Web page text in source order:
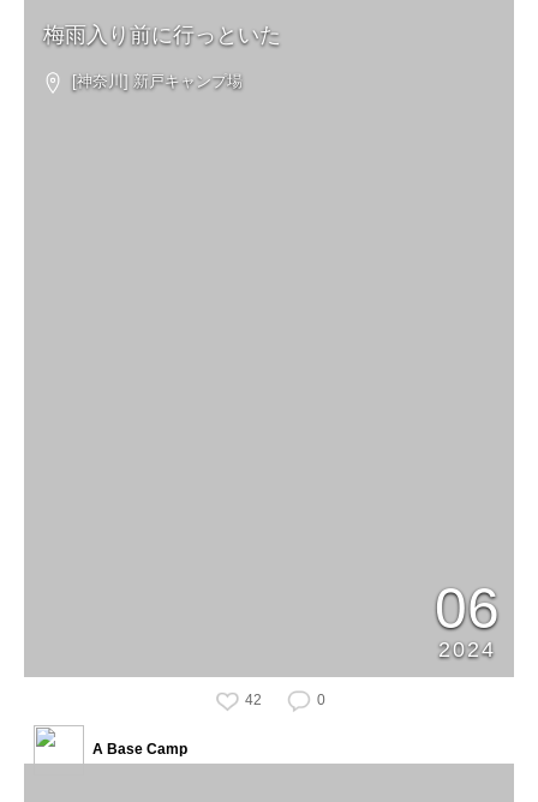
梅雨入り前に行っといた
[神奈川] 新戸キャンプ場
06
2024
42 0
A Base Camp